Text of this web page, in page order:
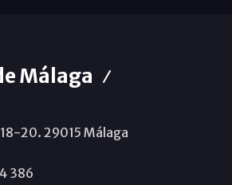
Málaga
20. 29015 Málaga
386